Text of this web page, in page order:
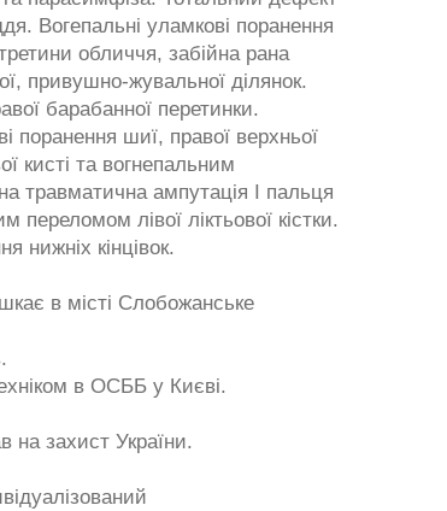
Вогепальні уламкові поранення
обличчя, забійна рана
привушно-жувальної ділянок.
барабанної перетинки.
поранення шиї, правої верхньої
кисті та вогнепальним
травматична ампутація І пальця
переломом лівої ліктьової кістки.
нижніх кінцівок.
в місті Слобожанське
в ОСББ у Києві.
на захист України.